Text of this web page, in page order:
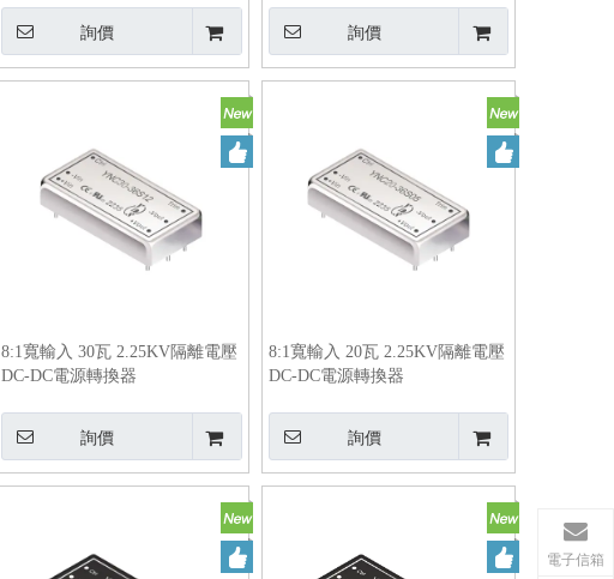
詢價 詢價
8:1寬輸入 30瓦 2.25KV隔離電壓
DC-DC電源轉換器
詢價
8:1寬輸入 20瓦 2.25KV隔離電壓
DC-DC電源轉換器
詢價
電子信箱